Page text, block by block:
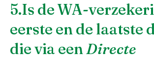
5.Is de WA-
eerste en de laatste
die via eenDirecte